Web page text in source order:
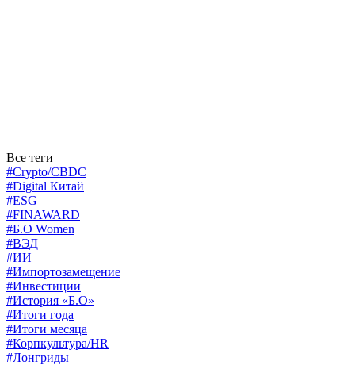
Все теги
#Crypto/CBDC
#Digital Китай
#ESG
#FINAWARD
#Б.О Women
#ВЭД
#ИИ
#Импортозамещение
#Инвестиции
#История «Б.О»
#Итоги года
#Итоги месяца
#Корпкультура/HR
#Лонгриды